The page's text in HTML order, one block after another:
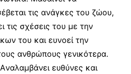
τις ανάγκες του ζώου,
τις σχέσεις του με την
του και ευνοεί την
ανθρώπους γενικότερα.
ευθύνες και